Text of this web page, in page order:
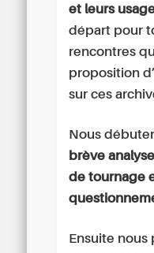
et leurs
départ pour
rencontres
proposition
sur ces
Nous
brève
de tournage
Ensuite nous